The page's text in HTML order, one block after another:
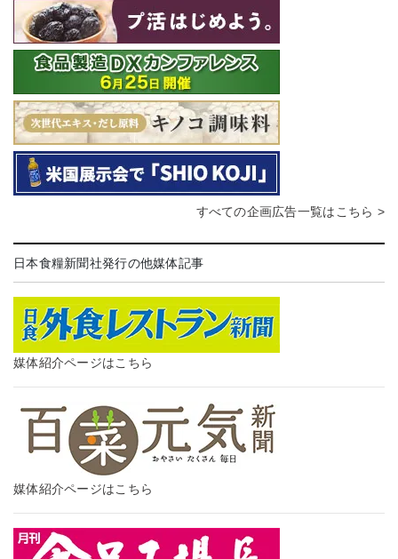
すべての企画広告一覧はこちら >
日本食糧新聞社発行の他媒体記事
媒体紹介ページはこちら
媒体紹介ページはこちら